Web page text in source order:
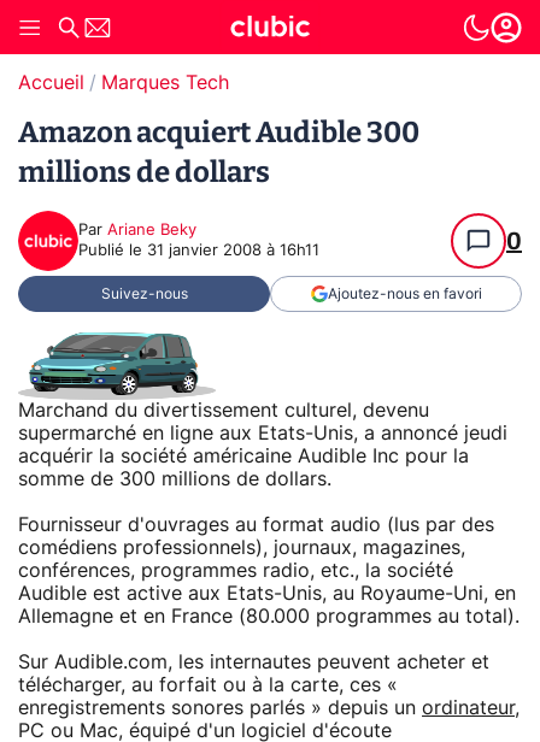
Accueil Marques Tech
Amazon acquiert Audible 300
millions de dollars
Par Ariane Beky
Publié le 31 janvier 2008 à 16h11 0
Suivez-nous Ajoutez-nous en favori
Marchand du divertissement culturel, devenu
supermarché en ligne aux Etats-Unis, a annoncé jeudi
acquérir la société américaine Audible Inc pour la
somme de 300 millions de dollars.
Fournisseur d'ouvrages au format audio (lus par des
comédiens professionnels), journaux, magazines,
conférences, programmes radio, etc., la société
Audible est active aux Etats-Unis, au Royaume-Uni, en
Allemagne et en France (80.000 programmes au total).
Sur Audible.com, les internautes peuvent acheter et
télécharger, au forfait ou à la carte, ces «
enregistrements sonores parlés » depuis un ordinateur,
PC ou Mac, équipé d'un logiciel d'écoute